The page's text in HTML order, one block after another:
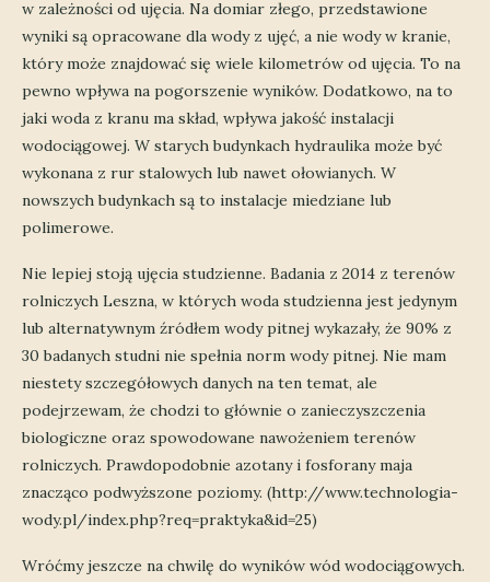
w zależności od ujęcia. Na domiar złego, przedstawione
wyniki są opracowane dla wody z ujęć, a nie wody w kranie,
który może znajdować się wiele kilometrów od ujęcia. To na
pewno wpływa na pogorszenie wyników. Dodatkowo, na to
jaki woda z kranu ma skład, wpływa jakość instalacji
wodociągowej. W starych budynkach hydraulika może być
wykonana z rur stalowych lub nawet ołowianych. W
nowszych budynkach są to instalacje miedziane lub
polimerowe.
Nie lepiej stoją ujęcia studzienne. Badania z 2014 z terenów
rolniczych Leszna, w których woda studzienna jest jedynym
lub alternatywnym źródłem wody pitnej wykazały, że 90% z
30 badanych studni nie spełnia norm wody pitnej. Nie mam
niestety szczegółowych danych na ten temat, ale
podejrzewam, że chodzi to głównie o zanieczyszczenia
biologiczne oraz spowodowane nawożeniem terenów
rolniczych. Prawdopodobnie azotany i fosforany maja
znacząco podwyższone poziomy. (http://www.technologia-
wody.pl/index.php?req=praktyka&id=25)
Wróćmy jeszcze na chwilę do wyników wód wodociągowych.